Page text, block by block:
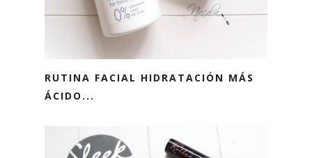
RUTINA FACIAL HIDRATACIÓN MÁS
ÁCIDO...